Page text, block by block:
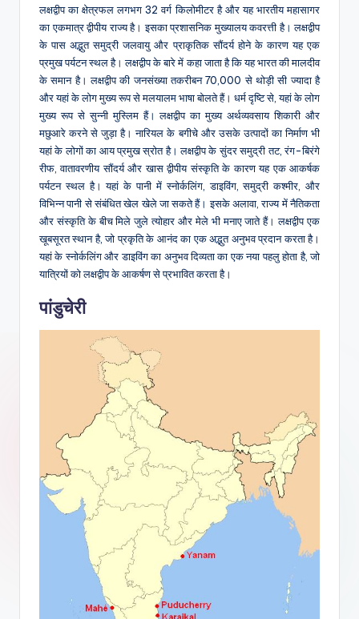
लक्षद्वीप का क्षेत्रफल लगभग 32 वर्ग किलोमीटर है और यह भारतीय महासागर
का एकमात्र द्वीपीय राज्य है। इसका प्रशासनिक मुख्यालय कवरत्ती है। लक्षद्वीप
के पास अद्भुत समुद्री जलवायु और प्राकृतिक सौंदर्य होने के कारण यह एक
प्रमुख पर्यटन स्थल है। लक्षद्वीप के बारे में कहा जाता है कि यह भारत की मालदीव
के समान है। लक्षद्वीप की जनसंख्या तकरीबन 70,000 से थोड़ी सी ज्यादा है
और यहां के लोग मुख्य रूप से मलयालम भाषा बोलते हैं। धर्म दृष्टि से, यहां के लोग
मुख्य रूप से सुन्नी मुस्लिम हैं। लक्षद्वीप का मुख्य अर्थव्यवसाय शिकारी और
मछुआरे करने से जुड़ा है। नारियल के बगीचे और उसके उत्पादों का निर्माण भी
यहां के लोगों का आय प्रमुख स्रोत है। लक्षद्वीप के सुंदर समुद्री तट, रंग-बिरंगे
रीफ, वातावरणीय सौंदर्य और खास द्वीपीय संस्कृति के कारण यह एक आकर्षक
पर्यटन स्थल है। यहां के पानी में स्नोर्कलिंग, डाइविंग, समुद्री कश्मीर, और
विभिन्न पानी से संबंधित खेल खेले जा सकते हैं। इसके अलावा, राज्य में नैतिकता
और संस्कृति के बीच मिले जुले त्योहार और मेले भी मनाए जाते हैं। लक्षद्वीप एक
खूबसूरत स्थान है, जो प्रकृति के आनंद का एक अद्भुत अनुभव प्रदान करता है।
यहां के स्नोर्कलिंग और डाइविंग का अनुभव दिव्यता का एक नया पहलु होता है, जो
यात्रियों को लक्षद्वीप के आकर्षण से प्रभावित करता है।
पांडुचेरी